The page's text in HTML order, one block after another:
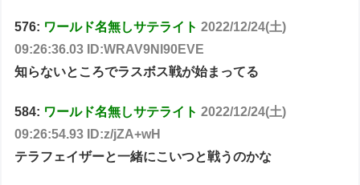
576: ワールド名無しサテライト 2022/12/24(土)
09:26:36.03 ID:WRAV9Nl90EVE
知らないところでラスボス戦が始まってる
584: ワールド名無しサテライト 2022/12/24(土)
09:26:54.93 ID:z/jZA+wH
テラフェイザーと一緒にこいつと戦うのかな